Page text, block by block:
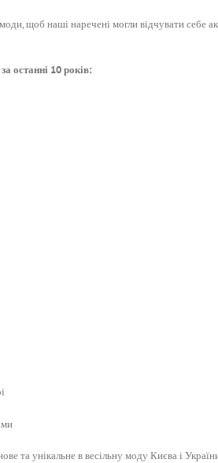
щоб наші наречені могли відчувати себе
останні 10 років:
та унікальне в весільну моду Києва і